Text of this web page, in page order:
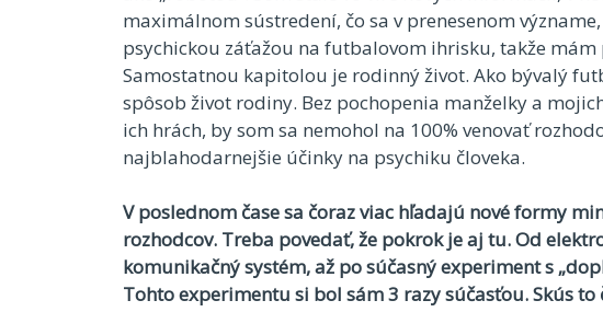
maximálnom sústredení, čo sa v prenesenom
psychickou záťažou na futbalovom ihrisku, takže
Samostatnou kapitolou je rodinný život. Ako bývalý
spôsob život rodiny. Bez pochopenia manželky a
ich hrách, by som sa nemohol na 100% venovať
najblahodarnejšie účinky na psychiku človeka.
V poslednom čase sa čoraz viac hľadajú nové formy
rozhodcov. Treba povedať, že pokrok je aj tu. Od
komunikačný systém, až po súčasný experiment s
Tohto experimentu si bol sám 3 razy súčasťou. Skús